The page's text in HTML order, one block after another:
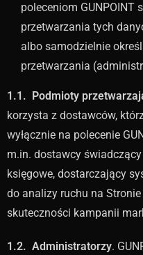
poleceniom GUNPOINT
przetwarzania tych
albo samodzielnie
przetwarzania
1.1. Podmioty
korzysta z dostawców,
wyłącznie na polecenie
m.in. dostawcy świadczący
księgowe, dostarczający
do analizy ruchu na
skuteczności kampanii
1.2. Administratorzy.